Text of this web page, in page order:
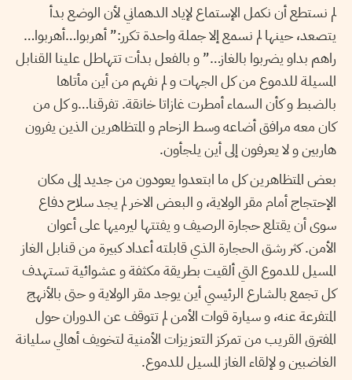
لم نستطع أن نكمل الإستماع لإياد الدهماني لأن الوضع بدأ
يتصعد، حينها لم نسمع إلا جملة واحدة تكرر:” أهربوا…أهربوا…
راهم بداو يضربوا بالغاز…” و بالفعل بدأت تتهاطل علينا القنابل
المسيلة للدموع من كل الجهات و لم نفهم من أين مأتاها
بالضبط و كأن السماء أمطرت غازاتا خانقة. تفرقنا…و كل من
كان معه مرافق أضاعه وسط الزحام و المتظاهرين الذين يفرون
هاربين و لا يعرفون إلى أين يلجأون.
بعض المتظاهرين كل ما ابتعدوا يعودون من جديد إلى مكان
الإحتجاج أمام مقر الولاية، و البعض الاخر لم يجد سلاح دفاع
سوى أن يقتلع حجارة الرصيف و يفتتها ليرميها على أعوان
الأمن. كثر رشق الحجارة الذي قابلته أعداد كبيرة من قنابل الغاز
المسيل للدموع التي ألقيت بطريقة مكثفة و عشوائية تستهدف
كل تجمع بالشارع الرئيسي أين يوجد مقر الولاية و حتى بالأنهج
المتفرعة عنه، و سيارة قوات الأمن لم تتوقف عن الدوران حول
المفترق القريب من تمركز التعزيزات الأمنية لتخويف أهالي سليانة
الغاضبين و لإلقاء الغاز المسيل للدموع.